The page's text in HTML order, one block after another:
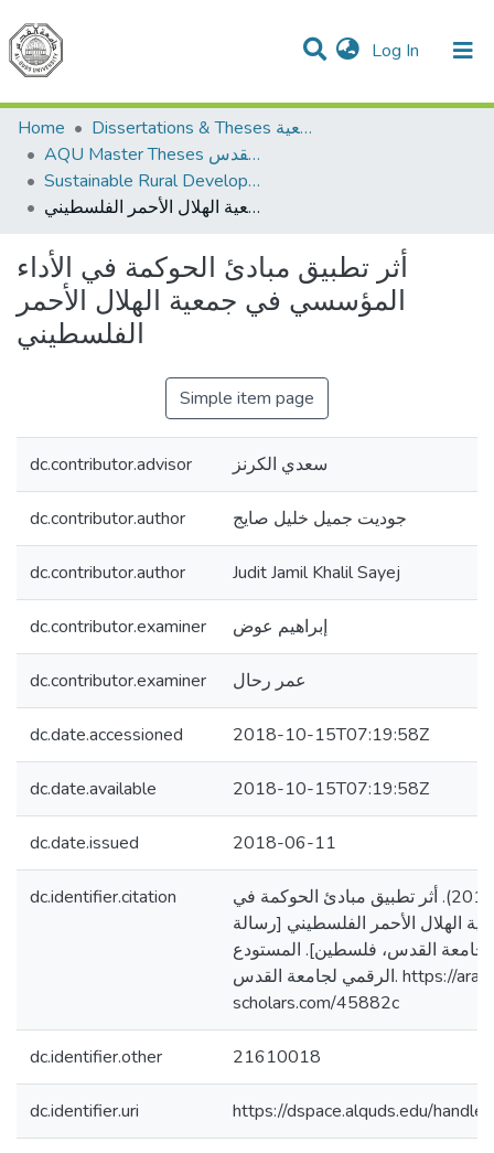
Log In (current)
Communities & Collections
All of DSpace
Home
Dissertations & Theses الرسائل الجامعية
AQU Master Theses الرسائل الجامعية الخاصة بجامعة القدس
Sustainable Rural Development التنمية الريفية المستدامة
أثر تطبيق مبادئ الحوكمة في الأداء المؤسسي في جمعية الهلال الأحمر الفلسطيني
أثر تطبيق مبادئ الحوكمة في الأداء
المؤسسي في جمعية الهلال الأحمر
الفلسطيني
Simple item page
dc.contributor.advisor سعدي الكرنز
dc.contributor.author جوديت جميل خليل صايج
dc.contributor.author Judit Jamil Khalil Sayej
dc.contributor.examiner إبراهيم عوض
dc.contributor.examiner عمر رحال
dc.date.accessioned 2018-10-15T07:19:58Z
dc.date.available 2018-10-15T07:19:58Z
dc.date.issued 2018-06-11
dc.identifier.citation
صايج، جوديت جميل. (2018). أثر تطبيق مبادئ الحوكمة في
الهلال الأحمر الفلسطيني [رسالة
جامعة القدس، فلسطين]. المستودع
الرقمي لجامعة القدس. https://arab-
scholars.com/45882c
dc.identifier.other 21610018
dc.identifier.uri https://dspace.alquds.edu/